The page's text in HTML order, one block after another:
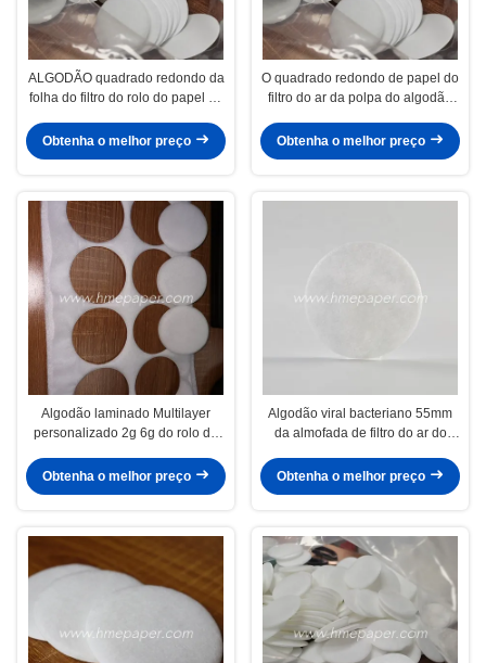
ALGODÃO quadrado redondo da
folha do filtro do rolo do papel de
Obtenha o melhor preço
O quadrado redondo de papel do
filtro do ar da polpa do algodão
Obtenha o melhor preço
Algodão laminado Multilayer
personalizado 2g 6g do rolo do
Obtenha o melhor preço
Algodão viral bacteriano 55mm
da almofada de filtro do ar do
Obtenha o melhor preço